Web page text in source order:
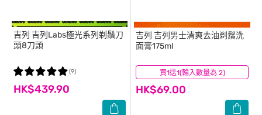
吉列 吉列Labs極光系列剃鬚刀
頭8刀頭
HK$439.90
(9) 買1送1(輸入數量為 2)
吉列 吉列男士清爽去油剃鬚洗
面膏175ml
HK$69.00
(2)